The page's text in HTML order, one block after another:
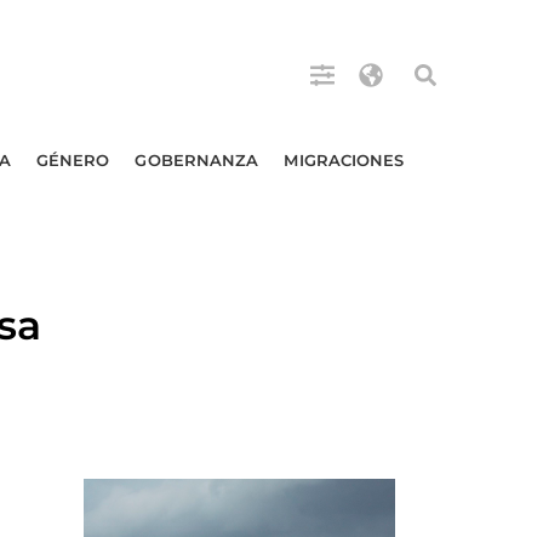
GÉNERO GOBERNANZA MIGRACIONES